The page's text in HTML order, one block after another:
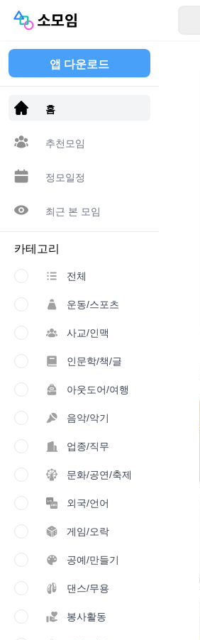
앱 다운로드
홈
추천모임
정모일정
최근 본 모임
카테고리
전체
운동/스포츠
사교/인맥
인문학/책/글
아웃도어/여행
음악/악기
업종/직무
문화/공연/축제
외국/언어
게임/오락
공예/만들기
댄스/무용
봉사활동